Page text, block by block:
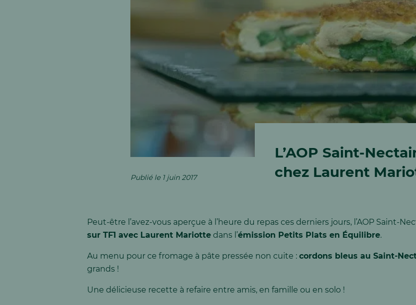
L’AOP Saint-
chez Laurent
Publié le 1 juin 2017
Peut-être l’avez-vous aperçue à l’heure du repas ces derniers jours, l’AOP Saint-
sur TF1 avec Laurent Mariotte dans l’émission Petits Plats en Équilibre.
Au menu pour ce fromage à pâte pressée non cuite : cordons bleus au Saint-
grands !
Une délicieuse recette à refaire entre amis, en famille ou en solo !